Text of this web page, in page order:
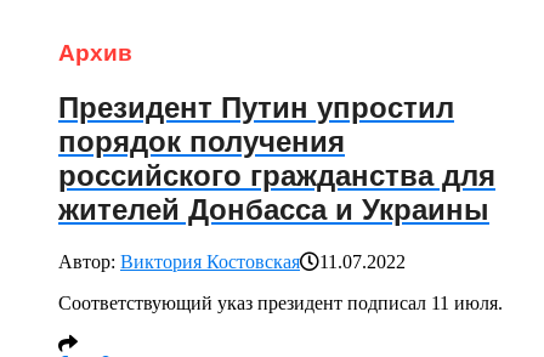
Архив
Президент Путин упростил
порядок получения
российского гражданства для
жителей Донбасса и Украины
Автор: Виктория Костовская
11.07.2022
Соответствующий указ президент подписал 11 июля.